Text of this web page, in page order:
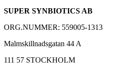
Baserad på 25 års forskning
SUPER SYNBIOTICS AB
ORG.NUMMER: 559005-1313
Malmskillnadsgatan 44 A
111 57 STOCKHOLM